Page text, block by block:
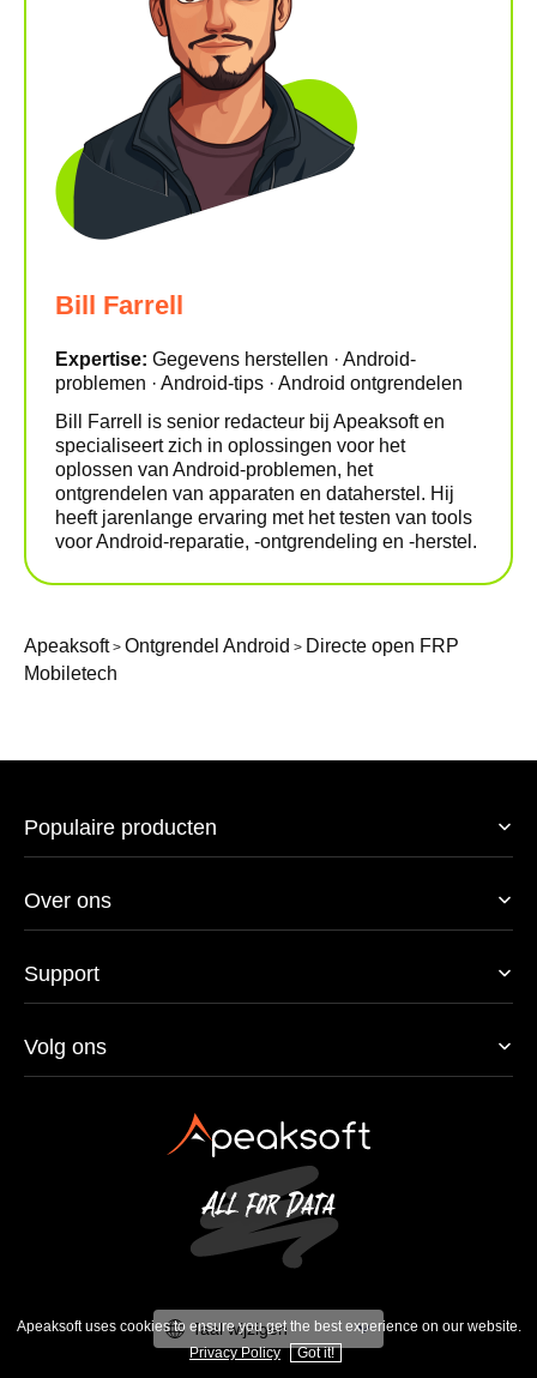
Bill Farrell
Expertise: Gegevens herstellen · Android-
problemen · Android-tips · Android ontgrendelen
Bill Farrell is senior redacteur bij Apeaksoft en
specialiseert zich in oplossingen voor het
oplossen van Android-problemen, het
ontgrendelen van apparaten en dataherstel. Hij
heeft jarenlange ervaring met het testen van tools
voor Android-reparatie, -ontgrendeling en -herstel.
Apeaksoft> Ontgrendel Android > Directe open FRP
Mobiletech
Populaire producten
Over ons
Support
Volg ons
Taal wijzigen
Apeaksoft uses cookies to ensure you get the best experience on our website.
Privacy Policy
Got it!